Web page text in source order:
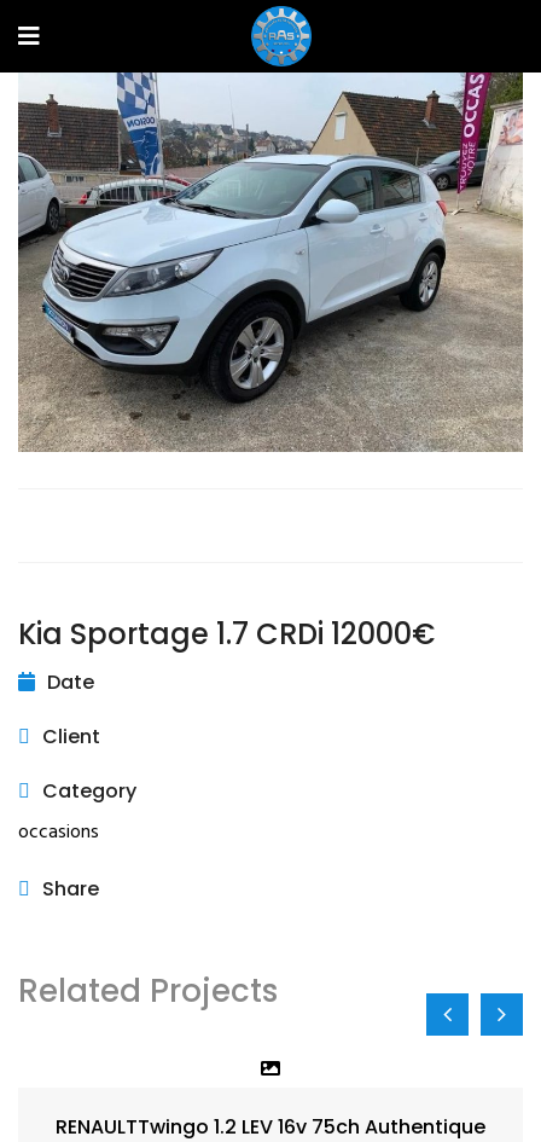
Kia Sportage 1.7 CRDi 12000€
Date
Client
Category
occasions
Share
Related Projects
RENAULTTwingo 1.2 LEV 16v 75ch Authentique